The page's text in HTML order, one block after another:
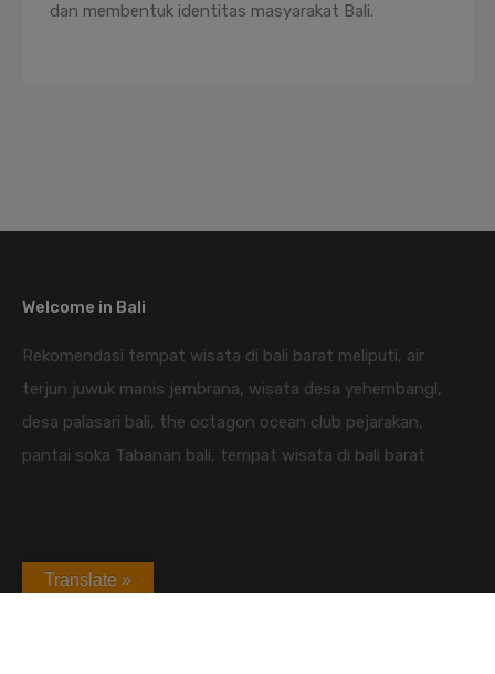
dan membentuk identitas masyarakat Bali.
Welcome in Bali
Rekomendasi tempat wisata di bali barat meliputi, air
terjun juwuk manis jembrana, wisata desa yehembangl,
desa palasari bali, the octagon ocean club pejarakan,
pantai soka Tabanan bali, tempat wisata di bali barat
Translate »